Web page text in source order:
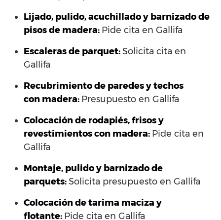
Lijado, pulido, acuchillado y barnizado de
pisos de madera: Pide cita en Gallifa
Escaleras de parquet:Solicita cita en
Gallifa
Recubrimiento de paredes y techos
con madera: Presupuesto en Gallifa
Colocación de rodapiés, frisos y
revestimientos con madera: Pide cita en
Gallifa
Montaje, pulido y barnizado de
parquets:Solicita presupuesto en Gallifa
Colocación de tarima maciza y
flotante: Pide cita en Gallifa